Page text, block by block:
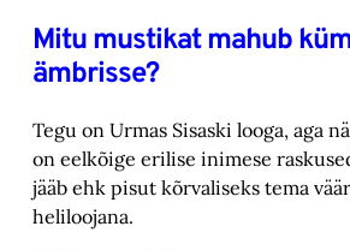
Mitu mustikat mahub
ämbrisse?
Tegu on Urmas Sisaski looga, aga
on eelkõige erilise inimese
jääb ehk pisut kõrvaliseks tema
heliloojana.‎